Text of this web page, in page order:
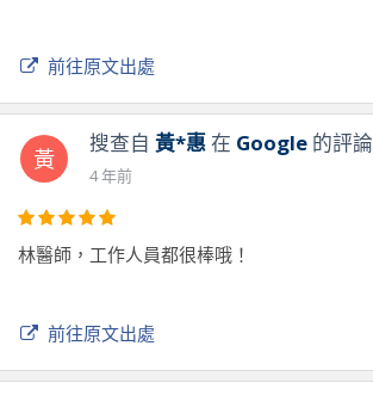
前往原文出處
黃
搜查自 黃*惠在 Google的評論
4 年前
林醫師，工作人員都很棒哦！
前往原文出處